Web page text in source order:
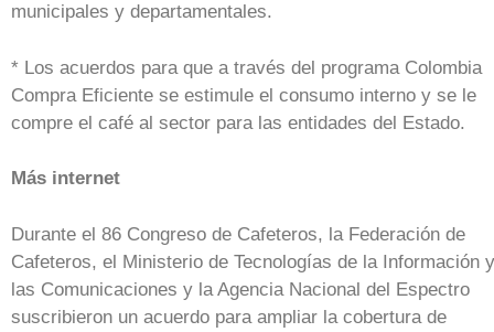
municipales y departamentales.
* Los acuerdos para que a través del programa Colombia
Compra Eficiente se estimule el consumo interno y se le
compre el café al sector para las entidades del Estado.
Más internet
Durante el 86 Congreso de Cafeteros, la Federación de
Cafeteros, el Ministerio de Tecnologías de la Información y
las Comunicaciones y la Agencia Nacional del Espectro
suscribieron un acuerdo para ampliar la cobertura de